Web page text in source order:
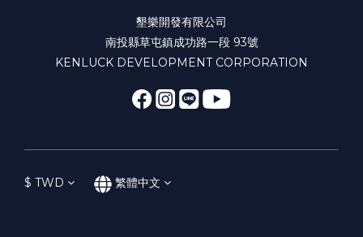
墾樂開發有限公司
南投縣草屯鎮成功路一段 93號
KENLUCK DEVELOPMENT CORPORATION
$ TWD 繁體中文